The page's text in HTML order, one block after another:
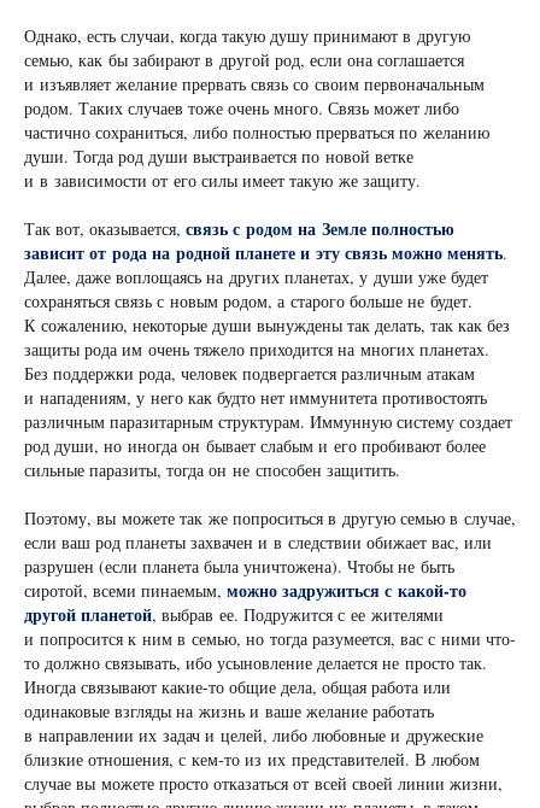
Однако, есть случаи, когда такую душу принимают в другую
семью, как бы забирают в другой род, если она соглашается
и изъявляет желание прервать связь со своим первоначальным
родом. Таких случаев тоже очень много. Связь может либо
частично сохраниться, либо полностью прерваться по желанию
души. Тогда род души выстраивается по новой ветке
и в зависимости от его силы имеет такую же защиту.
Так вот, оказывается, связь с родом на Земле полностью
зависит от рода на родной планете и эту связь можно менять.
Далее, даже воплощаясь на других планетах, у души уже будет
сохраняться связь с новым родом, а старого больше не будет.
К сожалению, некоторые души вынуждены так делать, так как без
защиты рода им очень тяжело приходится на многих планетах.
Без поддержки рода, человек подвергается различным атакам
и нападениям, у него как будто нет иммунитета противостоять
различным паразитарным структурам. Иммунную систему создает
род души, но иногда он бывает слабым и его пробивают более
сильные паразиты, тогда он не способен защитить.
Поэтому, вы можете так же попроситься в другую семью в случае,
если ваш род планеты захвачен и в следствии обижает вас, или
разрушен (если планета была уничтожена). Чтобы не быть
сиротой, всеми пинаемым, можно задружиться с какой-то
другой планетой, выбрав ее. Подружится с ее жителями
и попросится к ним в семью, но тогда разумеется, вас с ними что-
то должно связывать, ибо усыновление делается не просто так.
Иногда связывают какие-то общие дела, общая работа или
одинаковые взгляды на жизнь и ваше желание работать
в направлении их задач и целей, либо любовные и дружеские
близкие отношения, с кем-то из их представителей. В любом
случае вы можете просто отказаться от всей своей линии жизни,